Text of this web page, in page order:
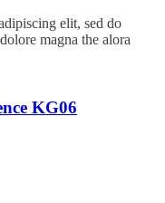
elit, sed do
magna the alora
KG06